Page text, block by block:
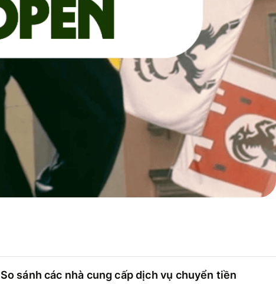
So sánh các nhà cung cấp dịch vụ chuyển tiền